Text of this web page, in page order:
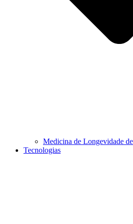
Medicina de Longevidade
Tecnologias